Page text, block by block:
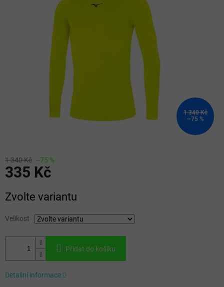
hvězdiček.
1 340 Kč
–75 %
1 340 Kč –75 %
335 Kč
cena:
Zvolte variantu
Velikost
Přidat do košíku
Detailní informace